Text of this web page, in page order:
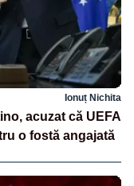
Ionuț Nichita
acuzat că UEFA
o fostă angajată